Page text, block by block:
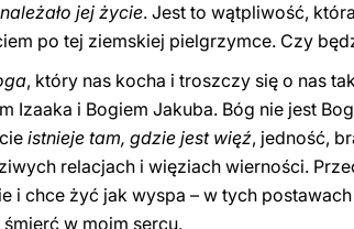
jej życie. Jest to wątpliwość,
po tej ziemskiej pielgrzymce. Czy
, który nas kocha i troszczy się o nas
Izaaka i Bogiem Jakuba. Bóg nie jest
istnieje tam, gdzie jest więź, jedność,
relacjach i więziach wierności.
i chce żyć jak wyspa – w tych
w moim sercu.